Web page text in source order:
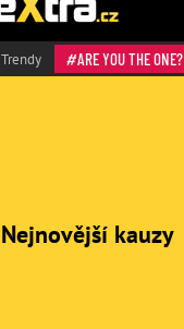
Trendy ARE YOU THE ONE?
Nejnovější kauzy